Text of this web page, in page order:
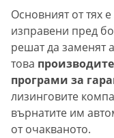
Основният от тях
изправени пред
решат да заменят
това
програми за
лизинговите
върнатите им
от очакваното.